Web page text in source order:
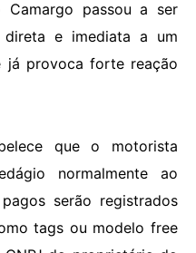
Camargo passou a ser
e imediata a um
já provoca forte reação
que o motorista
normalmente ao
serão registrados
tags ou modelo free